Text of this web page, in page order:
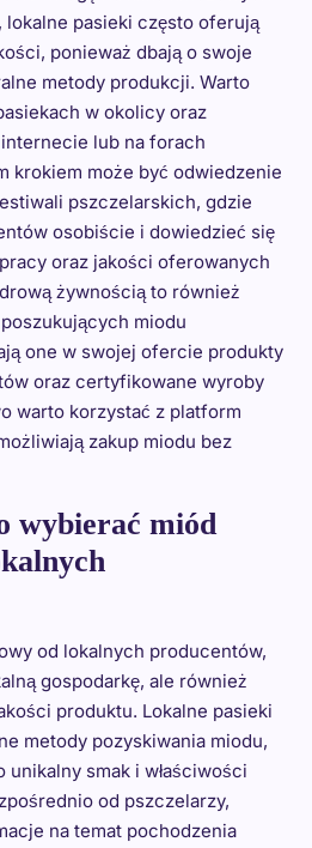
lokalne pasieki często oferują
ponieważ dbają o swoje
metody produkcji. Warto
w okolicy oraz
lub na forach
krokiem może być odwiedzenie
pszczelarskich, gdzie
osobiście i dowiedzieć się
oraz jakości oferowanych
żywnością to również
miodu
one w swojej ofercie produkty
oraz certyfikowane wyroby
warto korzystać z platform
zakup miodu bez
wybierać miód
od lokalnych producentów,
gospodarkę, ale również
produktu. Lokalne pasieki
metody pozyskiwania miodu,
unikalny smak i właściwości
od pszczelarzy,
na temat pochodzenia